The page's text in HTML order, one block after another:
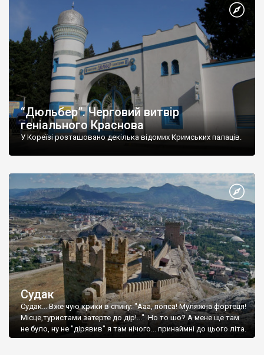
“Дюльбер”. Черговий витвір
геніального Краснова
У Кореїзі розташовано декілька відомих Кримських палаців.
Судак
Судак... Вже чую крики в спину: "Ааа, попса! Муляжна фортеця!
Місце,туристами затерте до дір!..." Но то шо? А мене ще там
не було, ну не "дірявив" я там нічого... принаймні до цього літа.